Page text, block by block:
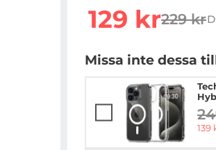
rea pris
129 kr229 kr
Missa inte dessa
rea
139